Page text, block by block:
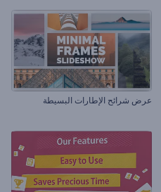
عرض شرائح الإطارات البسيطة